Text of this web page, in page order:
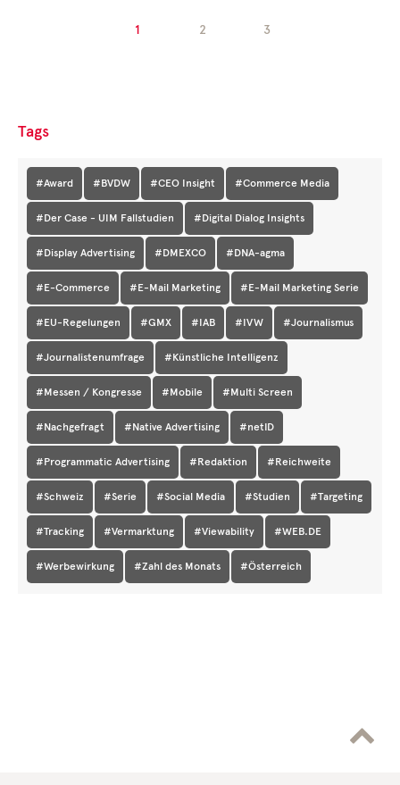
1 2 3
Tags
#Award #BVDW #CEO Insight #Commerce Media
#Der Case - UIM Fallstudien #Digital Dialog Insights
#Display Advertising #DMEXCO #DNA-agma
#E-Commerce #E-Mail Marketing #E-Mail Marketing Serie
#EU-Regelungen #GMX #IAB #IVW #Journalismus
#Journalistenumfrage #Künstliche Intelligenz
#Messen / Kongresse #Mobile #Multi Screen
#Nachgefragt #Native Advertising #netID
#Programmatic Advertising #Redaktion #Reichweite
#Schweiz #Serie #Social Media #Studien #Targeting
#Tracking #Vermarktung #Viewability #WEB.DE
#Werbewirkung #Zahl des Monats #Österreich
